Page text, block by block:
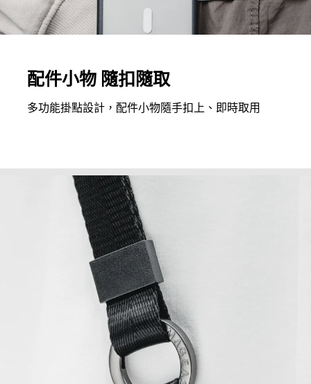
配件小物 隨扣隨取
多功能掛點設計，配件小物隨手扣上、即時取用